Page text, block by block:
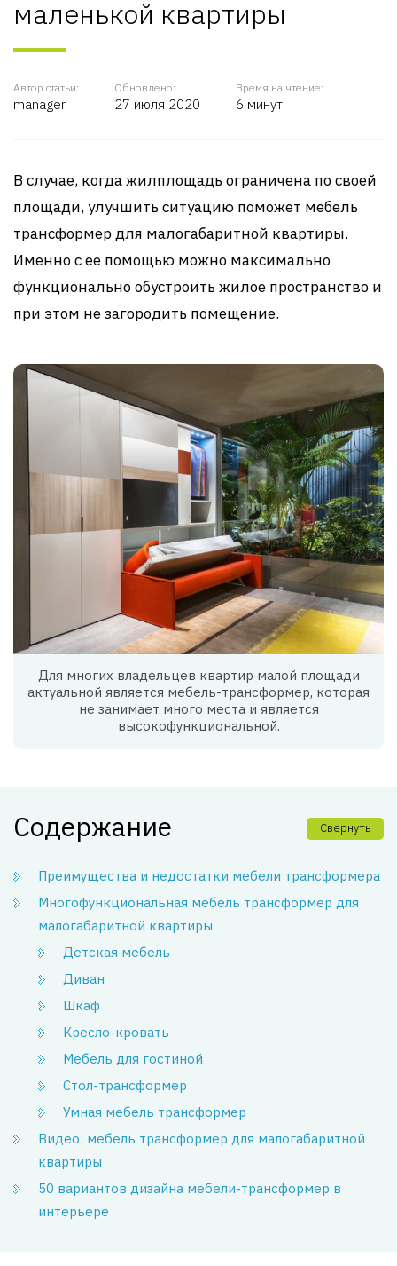
маленькой квартиры
Автор статьи:
manager
Обновлено:
27 июля 2020
Время на чтение:
6 минут
В случае, когда жилплощадь ограничена по своей
площади, улучшить ситуацию поможет мебель
трансформер для малогабаритной квартиры.
Именно с ее помощью можно максимально
функционально обустроить жилое пространство и
при этом не загородить помещение.
Для многих владельцев квартир малой площади
актуальной является мебель-трансформер, которая
не занимает много места и является
высокофункциональной.
Содержание Свернуть
Преимущества и недостатки мебели трансформера
Многофункциональная мебель трансформер для
малогабаритной квартиры
Детская мебель
Диван
Шкаф
Кресло-кровать
Мебель для гостиной
Стол-трансформер
Умная мебель трансформер
Видео: мебель трансформер для малогабаритной
квартиры
50 вариантов дизайна мебели-трансформер в
интерьере